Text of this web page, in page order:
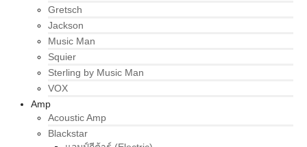
Gretsch
Jackson
Music Man
Squier
Sterling by Music Man
VOX
Amp
Acoustic Amp
Blackstar